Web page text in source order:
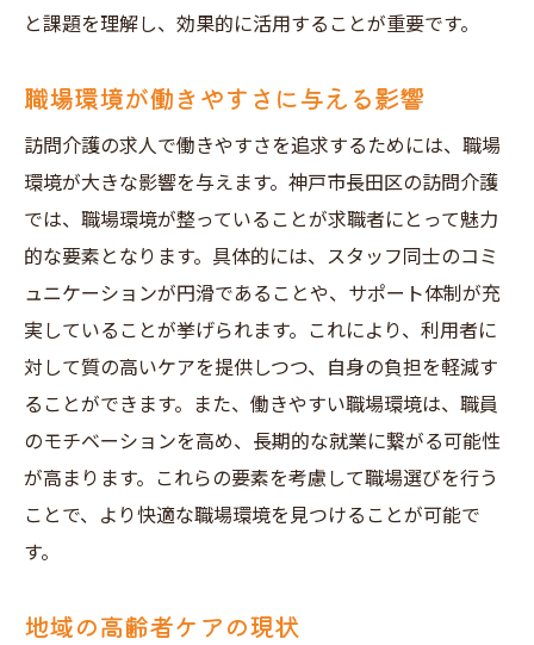
と課題を理解し、効果的に活用することが重要です。
職場環境が働きやすさに与える影響
訪問介護の求人で働きやすさを追求するためには、職場
環境が大きな影響を与えます。神戸市長田区の訪問介護
では、職場環境が整っていることが求職者にとって魅力
的な要素となります。具体的には、スタッフ同士のコミ
ュニケーションが円滑であることや、サポート体制が充
実していることが挙げられます。これにより、利用者に
対して質の高いケアを提供しつつ、自身の負担を軽減す
ることができます。また、働きやすい職場環境は、職員
のモチベーションを高め、長期的な就業に繋がる可能性
が高まります。これらの要素を考慮して職場選びを行う
ことで、より快適な職場環境を見つけることが可能で
す。
地域の高齢者ケアの現状